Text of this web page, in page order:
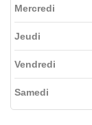
Mercredi
Jeudi
Vendredi
Samedi